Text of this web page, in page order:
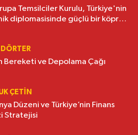
Temsilciler Kurulu, Türkiye'nin
diplomasisinde güçlü bir köprü
Bereketi ve Depolama Çağı
ÇETİN
Düzeni ve Türkiye’nin Finans
Stratejisi